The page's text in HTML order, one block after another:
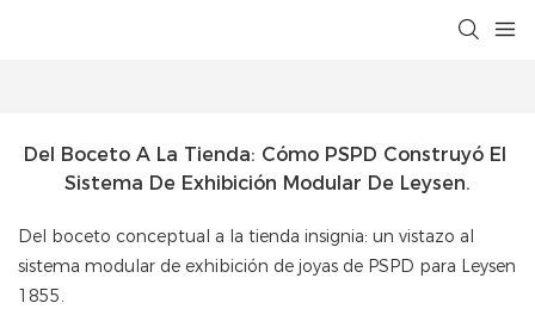
Del Boceto A La Tienda: Cómo PSPD Construyó El
Sistema De Exhibición Modular De Leysen.
Del boceto conceptual a la tienda insignia: un vistazo al
sistema modular de exhibición de joyas de PSPD para Leysen
1855.